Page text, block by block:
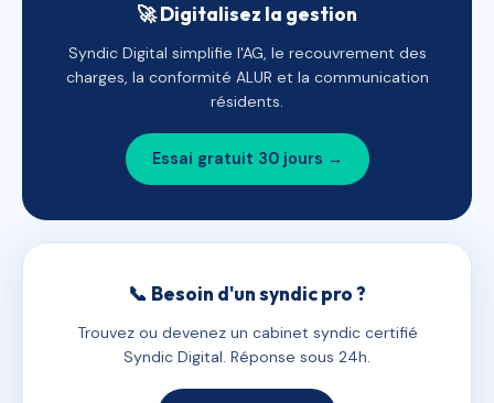
🚀 Digitalisez la gestion
Syndic Digital simplifie l'AG, le recouvrement des
charges, la conformité ALUR et la communication
résidents.
Essai gratuit 30 jours →
📞 Besoin d'un syndic pro ?
Trouvez ou devenez un cabinet syndic certifié
Syndic Digital. Réponse sous 24h.